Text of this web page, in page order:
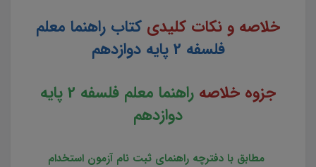
خلاصه و نکات کلیدی کتاب راهنما معلم
فلسفه 2 پایه دوازدهم
جزوه خلاصه
راهنما معلم فلسفه 2 پایه
دوازدهم
مطابق با دفترچه راهنمای ثبت نام آزمون استخدام